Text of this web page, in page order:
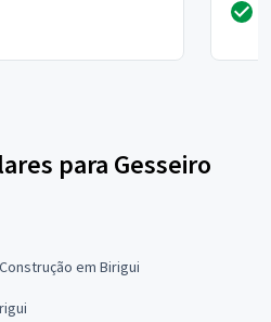
para Gesseiro
em Birigui